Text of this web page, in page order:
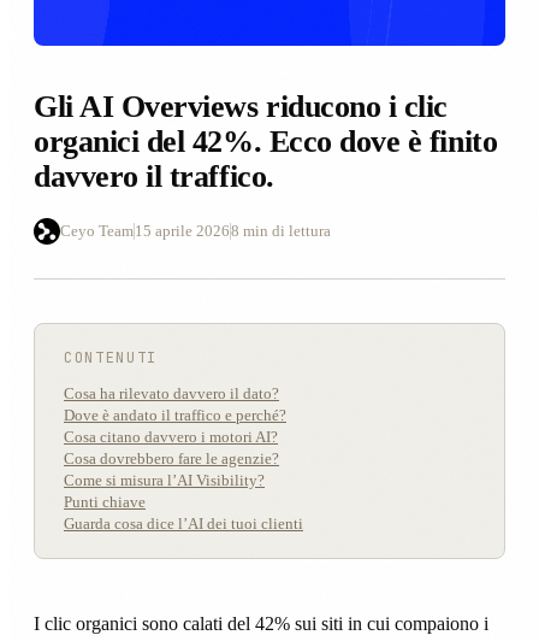
Gli AI Overviews riducono i clic
organici del 42%. Ecco dove è finito
davvero il traffico.
Ceyo Team15 aprile 20268 min di lettura
CONTENUTI
Cosa ha rilevato davvero il dato?
Dove è andato il traffico e perché?
Cosa citano davvero i motori AI?
Cosa dovrebbero fare le agenzie?
Come si misura l’AI Visibility?
Punti chiave
Guarda cosa dice l’AI dei tuoi clienti
I clic organici sono calati del 42% sui siti in cui compaiono i